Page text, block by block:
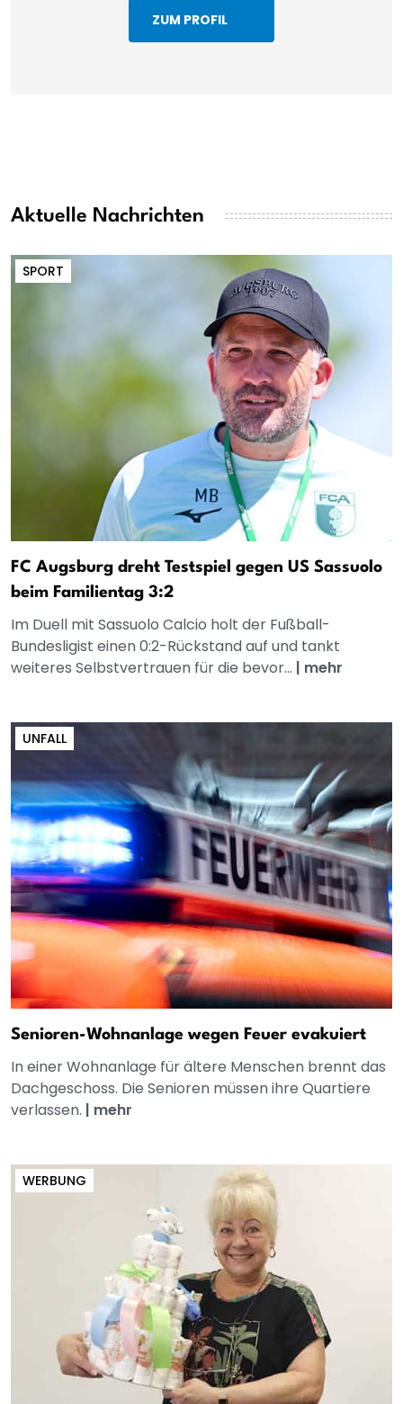
ZUM PROFIL
Aktuelle Nachrichten
SPORT
FC Augsburg dreht Testspiel gegen US Sassuolo
beim Familientag 3:2
Im Duell mit Sassuolo Calcio holt der Fußball-
Bundesligist einen 0:2-Rückstand auf und tankt
weiteres Selbstvertrauen für die bevor... | mehr
UNFALL
Senioren-Wohnanlage wegen Feuer evakuiert
In einer Wohnanlage für ältere Menschen brennt das
Dachgeschoss. Die Senioren müssen ihre Quartiere
verlassen. | mehr
WERBUNG